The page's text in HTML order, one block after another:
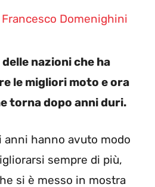
Francesco Domenighini
nazioni che ha
le migliori moto e ora
torna dopo anni duri.
anni hanno avuto modo
sempre di più,
si è messo in mostra